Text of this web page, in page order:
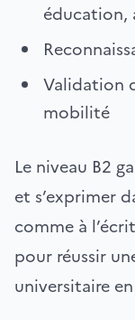
éducation,
Validation
mobilité
Le niveau B2
et s’exprimer
comme à
pour réussir
universitaire